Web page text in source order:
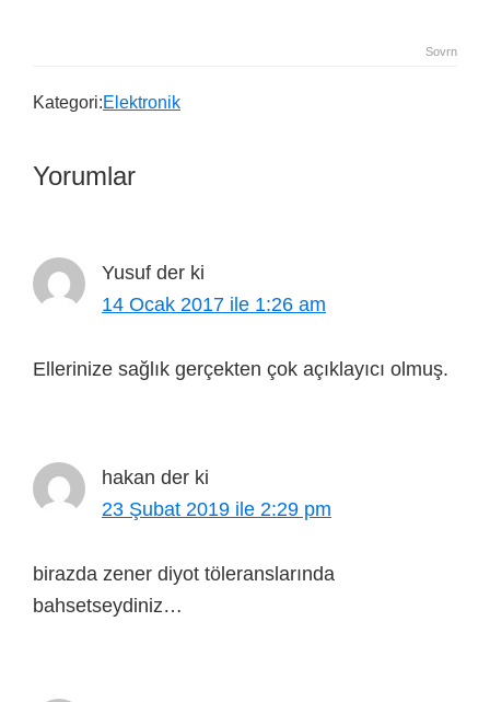
Sovrn
Kategori:Elektronik
Yorumlar
Yusuf der ki
14 Ocak 2017 ile 1:26 am
Ellerinize sağlık gerçekten çok açıklayıcı olmuş.
hakan der ki
23 Şubat 2019 ile 2:29 pm
birazda zener diyot töleranslarında
bahsetseydiniz…